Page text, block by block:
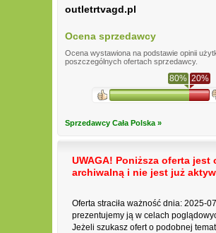
outletrtvagd.pl
Ocena sprzedawcy
Ocena wystawiona na podstawie opinii
poszczególnych ofertach sprzedawcy.
80% 20%
Sprzedawcy Cała Polska »
UWAGA! Poniższa oferta jest
archiwalną i nie jest już
Oferta straciła ważność dnia: 2025-
prezentujemy ją w celach
Jeżeli szukasz ofert o podobnej